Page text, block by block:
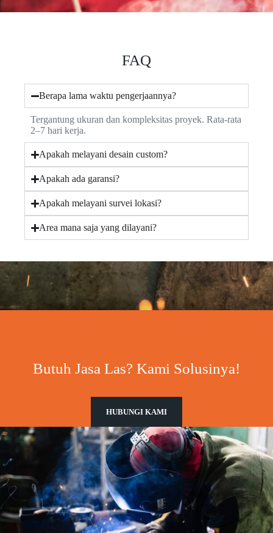
FAQ
Berapa lama waktu pengerjaannya?
Tergantung ukuran dan kompleksitas proyek. Rata-rata
2–7 hari kerja.
Apakah melayani desain custom?
Apakah ada garansi?
Apakah melayani survei lokasi?
Area mana saja yang dilayani?
Butuh Jasa Las? Kami Solusinya!
HUBUNGI KAMI